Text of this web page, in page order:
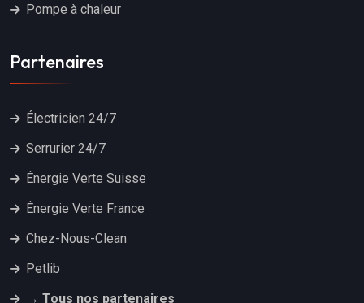
Pompe à chaleur
Partenaires
Électricien 24/7
Serrurier 24/7
Énergie Verte Suisse
Énergie Verte France
Chez-Nous-Clean
Petlib
→ Tous nos partenaires